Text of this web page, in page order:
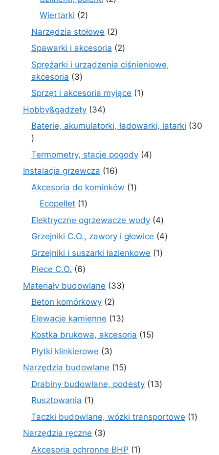
Wiertarki 22
produkty
Narzędzia stołowe 22
produkty
Spawarki i akcesoria 22
produkty
Sprężarki i urządzenia ciśnieniowe,
akcesoria
33
produkty
Sprzęt i akcesoria myjące 11
Hobby&gadżety 3434
produkty
Baterie, akumulatorki, ładowarki, latarki
30
30
produktów
Termometry, stacje pogody 44
Instalacja grzewcza 1616
produktów
Akcesoria do kominków 11
Ecopellet 11
Elektryczne ogrzewacze wody 44
produkty
Grzejniki C.O., zawory i głowice 44
Grzejniki i suszarki łazienkowe 11
Piece C.O. 66
produktów
Materiały budowlane 3333
Beton komórkowy 22
produkty
Elewacje kamienne 1313
produktów
Kostka brukowa, akcesoria 1515
Płytki klinkierowe 33
produkty
Narzędzia budowlane 1515
produktów
Drabiny budowlane, podesty 1313
Rusztowania 11
produkt
Taczki budowlane, wózki transportowe 11
Narzędzia ręczne 33
produkty
Akcesoria ochronne BHP 11